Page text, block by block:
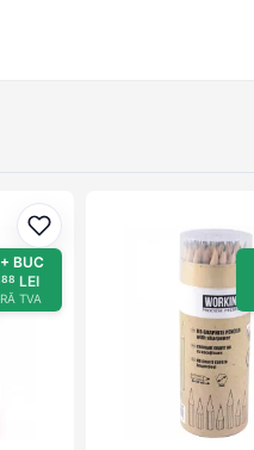
Adaugă la favorite
BUC
LEI
TVA